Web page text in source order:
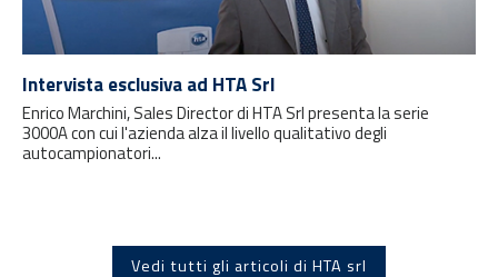
Intervista esclusiva ad HTA Srl
Enrico Marchini, Sales Director di HTA Srl presenta la serie
3000A con cui l'azienda alza il livello qualitativo degli
autocampionatori...
Vedi tutti gli articoli di HTA srl